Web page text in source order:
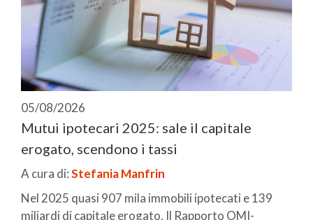
05/08/2026
Mutui ipotecari 2025: sale il capitale
erogato, scendono i tassi
A cura di:Stefania Manfrin
Nel 2025 quasi 907 mila immobili ipotecati e 139
miliardi di capitale erogato. Il Rapporto OMI-